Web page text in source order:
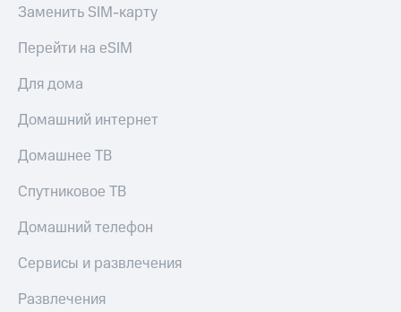
Заменить SIM-карту
Перейти на eSIM
Для дома
Домашний интернет
Домашнее ТВ
Спутниковое ТВ
Домашний телефон
Сервисы и развлечения
Развлечения